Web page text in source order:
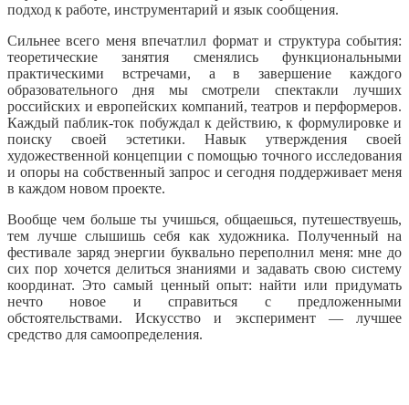
подход к работе, инструментарий и язык сообщения.
Сильнее всего меня впечатлил формат и структура события:
теоретические занятия сменялись функциональными
практическими встречами, а в завершение каждого
образовательного дня мы смотрели спектакли лучших
российских и европейских компаний, театров и перформеров.
Каждый паблик-ток побуждал к действию, к формулировке и
поиску своей эстетики. Навык утверждения своей
художественной концепции с помощью точного исследования
и опоры на собственный запрос и сегодня поддерживает меня
в каждом новом проекте.
Вообще чем больше ты учишься, общаешься, путешествуешь,
тем лучше слышишь себя как художника. Полученный на
фестивале заряд энергии буквально переполнил меня: мне до
сих пор хочется делиться знаниями и задавать свою систему
координат. Это самый ценный опыт: найти или придумать
нечто новое и справиться с предложенными
обстоятельствами. Искусство и эксперимент — лучшее
средство для самоопределения.